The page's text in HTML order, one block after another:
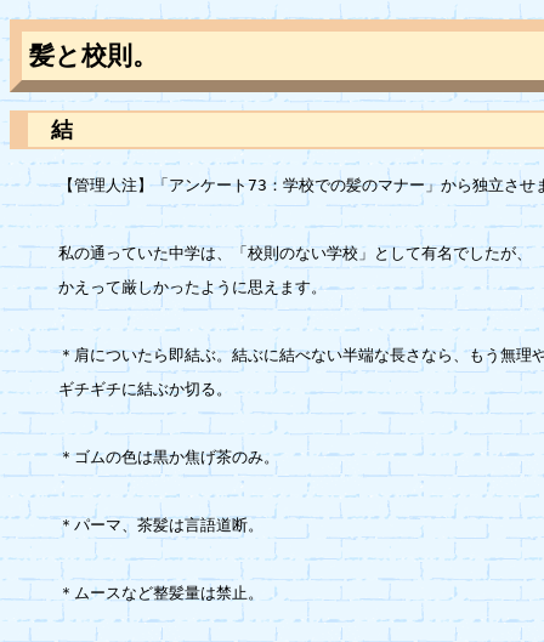
髪と校則。
結
【管理人注】「アンケート73：学校での髪のマナー」から独立させ
私の通っていた中学は、「校則のない学校」として有名でしたが、
かえって厳しかったように思えます。
＊肩についたら即結ぶ。結ぶに結べない半端な長さなら、もう無理
ギチギチに結ぶか切る。
＊ゴムの色は黒か焦げ茶のみ。
＊パーマ、茶髪は言語道断。
＊ムースなど整髪量は禁止。